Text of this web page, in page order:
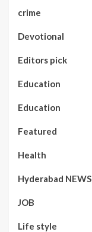
crime
Devotional
Editors pick
Education
Education
Featured
Health
Hyderabad NEWS
JOB
Life style